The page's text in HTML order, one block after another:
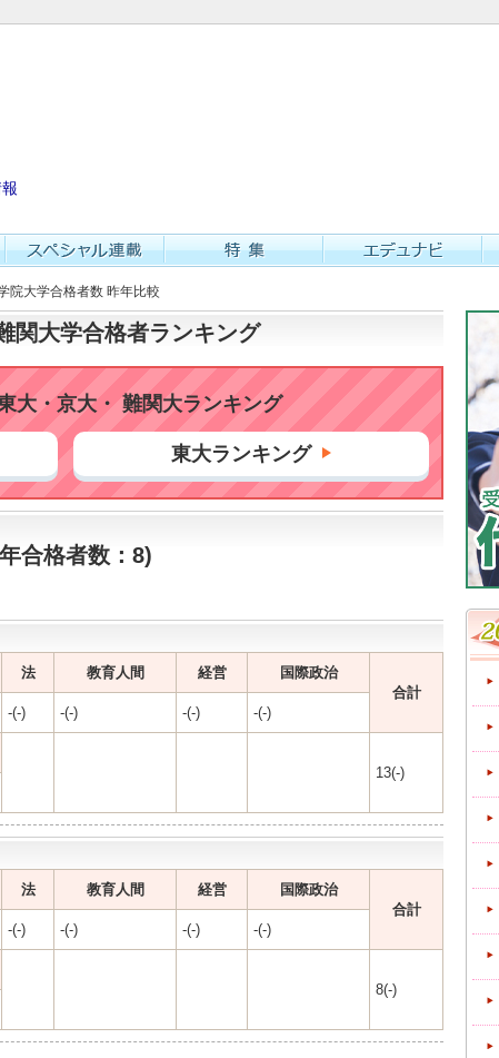
院大学合格者数 昨年比較
関大学合格者ランキング
大・京大・ 難関大ランキング
東大ランキング
合格者数：8)
法 教育人間 経営
国際政治
合計
-(-) -(-) -(-) -(-)
13(-)
法 教育人間 経営
国際政治
合計
-(-) -(-) -(-) -(-)
8(-)